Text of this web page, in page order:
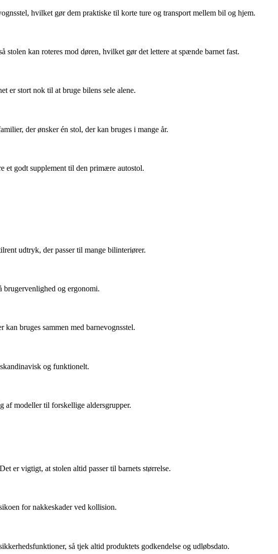
hvilket gør dem praktiske til korte ture og transport mellem bil og hjem.
kan roteres mod døren, hvilket gør det lettere at spænde barnet fast.
er stort nok til at bruge bilens sele alene.
der ønsker én stol, der kan bruges i mange år.
et godt supplement til den primære autostol.
udtryk, der passer til mange bilinteriører.
og ergonomi.
bruges sammen med barnevognsstel.
og funktionelt.
af modeller til forskellige aldersgrupper.
er vigtigt, at stolen altid passer til barnets størrelse.
for nakkeskader ved kollision.
så tjek altid produktets godkendelse og udløbsdato.